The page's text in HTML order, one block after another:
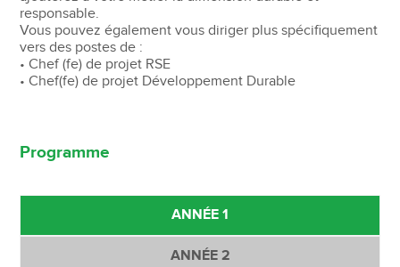
responsable.
Vous pouvez également vous diriger plus spécifiquement
vers des postes de :
• Chef (fe) de projet RSE
• Chef(fe) de projet Développement Durable
Programme
ANNÉE 1
ANNÉE 2